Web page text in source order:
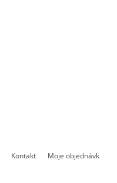
Kontakt Moje objednávka